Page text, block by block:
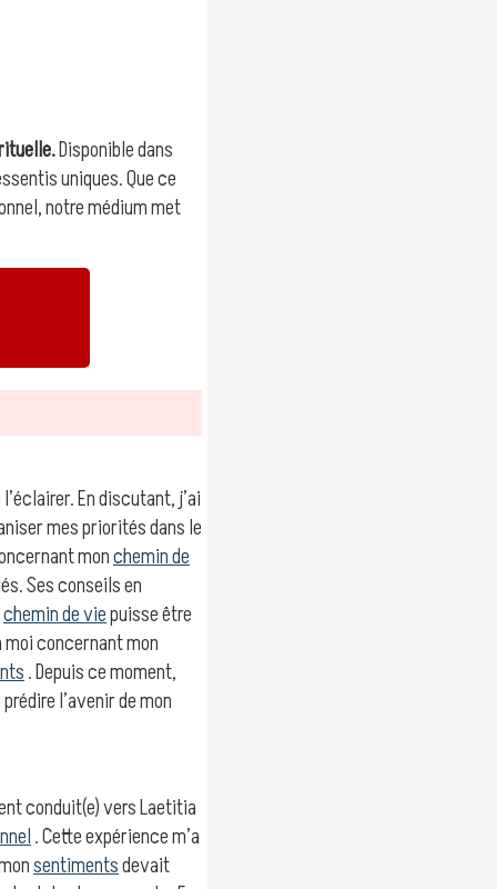
Disponible dans
uniques. Que ce
notre médium met
En discutant, j’ai
mes priorités dans le
monchemin de
Ses conseils en
chemin de viepuisse être
moi concernant mon
. Depuis ce moment,
l’avenir de mon
conduit(e) vers Laetitia
. Cette expérience m’a
sentimentsdevait